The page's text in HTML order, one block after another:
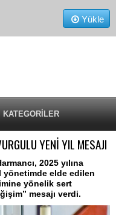
Yükle
KATEGORİLER
YENİ YIL MESAJI
2025 yılına
yönetimde elde edilen
yönelik sert
mesajı verdi.